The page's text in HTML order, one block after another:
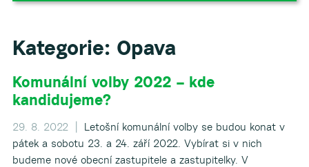
▼
Kategorie: Opava
Komunální volby 2022 – kde
kandidujeme?
29. 8. 2022 |
Letošní komunální volby se budou konat v
pátek a sobotu 23. a 24. září 2022. Vybírat si v nich
budeme nové obecní zastupitele a zastupitelky. V